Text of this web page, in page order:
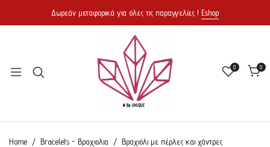
Δωρεάν μεταφορικά για όλες τις παραγγελίες ! Eshop
0 0
Home Bracelets - Βραχιολια Βραχιόλι με πέρλες και χάντρες